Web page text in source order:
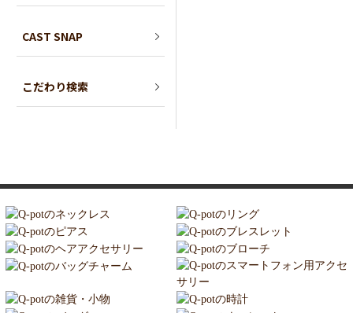
CAST SNAP
こだわり検索